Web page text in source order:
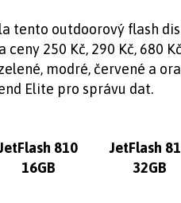
tento outdoorový flash
ceny 250 Kč, 290 Kč, 680
modré, červené a
Elite pro správu dat.
810
16GB
JetFlash
32GB